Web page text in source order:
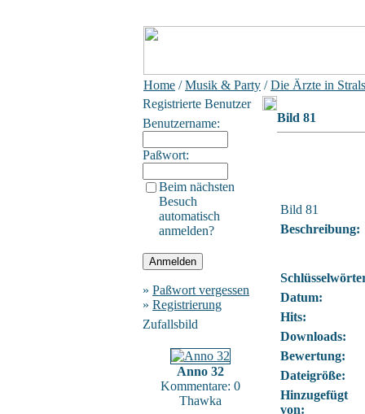
Home /Musik & Party /Die Ärzte in
Registrierte Benutzer
Benutzername:
Paßwort:
Beim nächsten
Besuch
automatisch
anmelden?
» Paßwort vergessen
» Registrierung
Zufallsbild
Anno 32
Kommentare: 0
Thawka
Bild 81
Bild 81
Beschreibung:
Datum:
Hits:
Downloads:
Bewertung:
Dateigröße:
Hinzugefügt
von: